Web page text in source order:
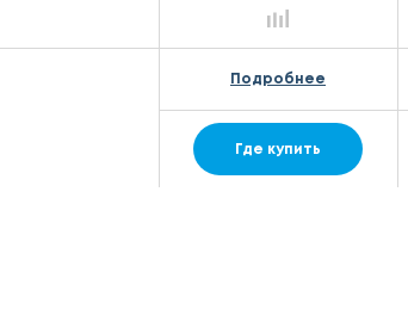
Подробнее
Где купить